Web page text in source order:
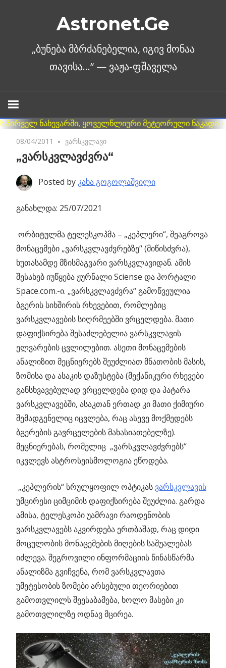
Astronet.Ge
08/04/2011 No comments
ვარსკვლავი
„ვარსკვლავძვრა“
Posted by კახა გოგოლაშვილი
განახლდა: 25/07/2021
ორბიტულმა ტელესკოპმა – „კეპლერი“, შეაგროვა
მონაცემები „ვარსკვლავძვრებზე“ (მიწისძვრა),
ხუთასამდე მზისმაგვარი ვარსკვლავიდან. ამის
შესახებ იუწყება ჟურნალი Sciense და პორტალი
Space.com.-ი. „ვარსკვლავძვრა“ გამოწვეულია
ბგერის სიხშირის რხევებით, რომლებიც
ვარსკვლავების სიღრმეებში ვრცელდება. მათი
დაფიქსირება შესაძლებელია ვარსკვლავის
ელვარების ცვლილებით. ასეთი მონაცემების
ანალიზით მეცნიერებს შეუძლიათ მნათობის მასის,
ზომისა და ასაკის დაზუსტება (მექანიკური რხევები
განსხვავებულად ვრცელდება დიდ და პატარა
ვარსკვლავებში, ასაკთან ერთად კი მათი ქიმიური
შემადგენელიც იცვლება, რაც ასევე მოქმედებს
ბგერების გავრცელების მახასიათებელზე).
მეცნიერებას, რომელიც „ვარსკვლავძვრებს“
იკვლევს ასტროსეისმოლოგია ეწოდება.
„კეპლერის“ სრულყოფილ ოპტიკას ვარსკვლავის
უმცირესი ციმციმის დაფიქსირება შეუძლია. გარდა
ამისა, ტელესკოპი უამრავი რაოდენობის
ვარსკვლავებს აკვირდება ერთბაშად, რაც დიდი
მოცულობის მონაცემების მიღების საშუალებას
იძლევა. შეგროვილი ინფორმაციის წინასწარმა
ანალიზმა გვიჩვენა, რომ ვარსკვლავთა
უმეტესობის ზომები არსებული თეორიებით
გამოთვლილს შეესაბამება, ხოლო მასები კი
გამოთვლილზე ოდნავ მცირეა.